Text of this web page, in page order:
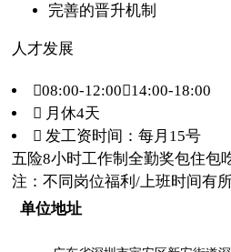
完善的晋升机制
人才发展
08:00-12:00，14:00-18:00
 月休4天
 发工资时间：每月15号
五险8小时工作制 全勤奖包住包
注：不同岗位福利/上班时间有
单位地址